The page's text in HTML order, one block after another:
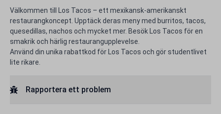
Välkommen till Los Tacos – ett mexikansk-amerikanskt
restaurangkoncept. Upptäck deras meny med burritos, tacos,
quesedillas, nachos och mycket mer. Besök Los Tacos för en
smakrik och härlig restaurangupplevelse.
Använd din unika rabattkod för Los Tacos och gör studentlivet
lite rikare.
Rapportera ett problem